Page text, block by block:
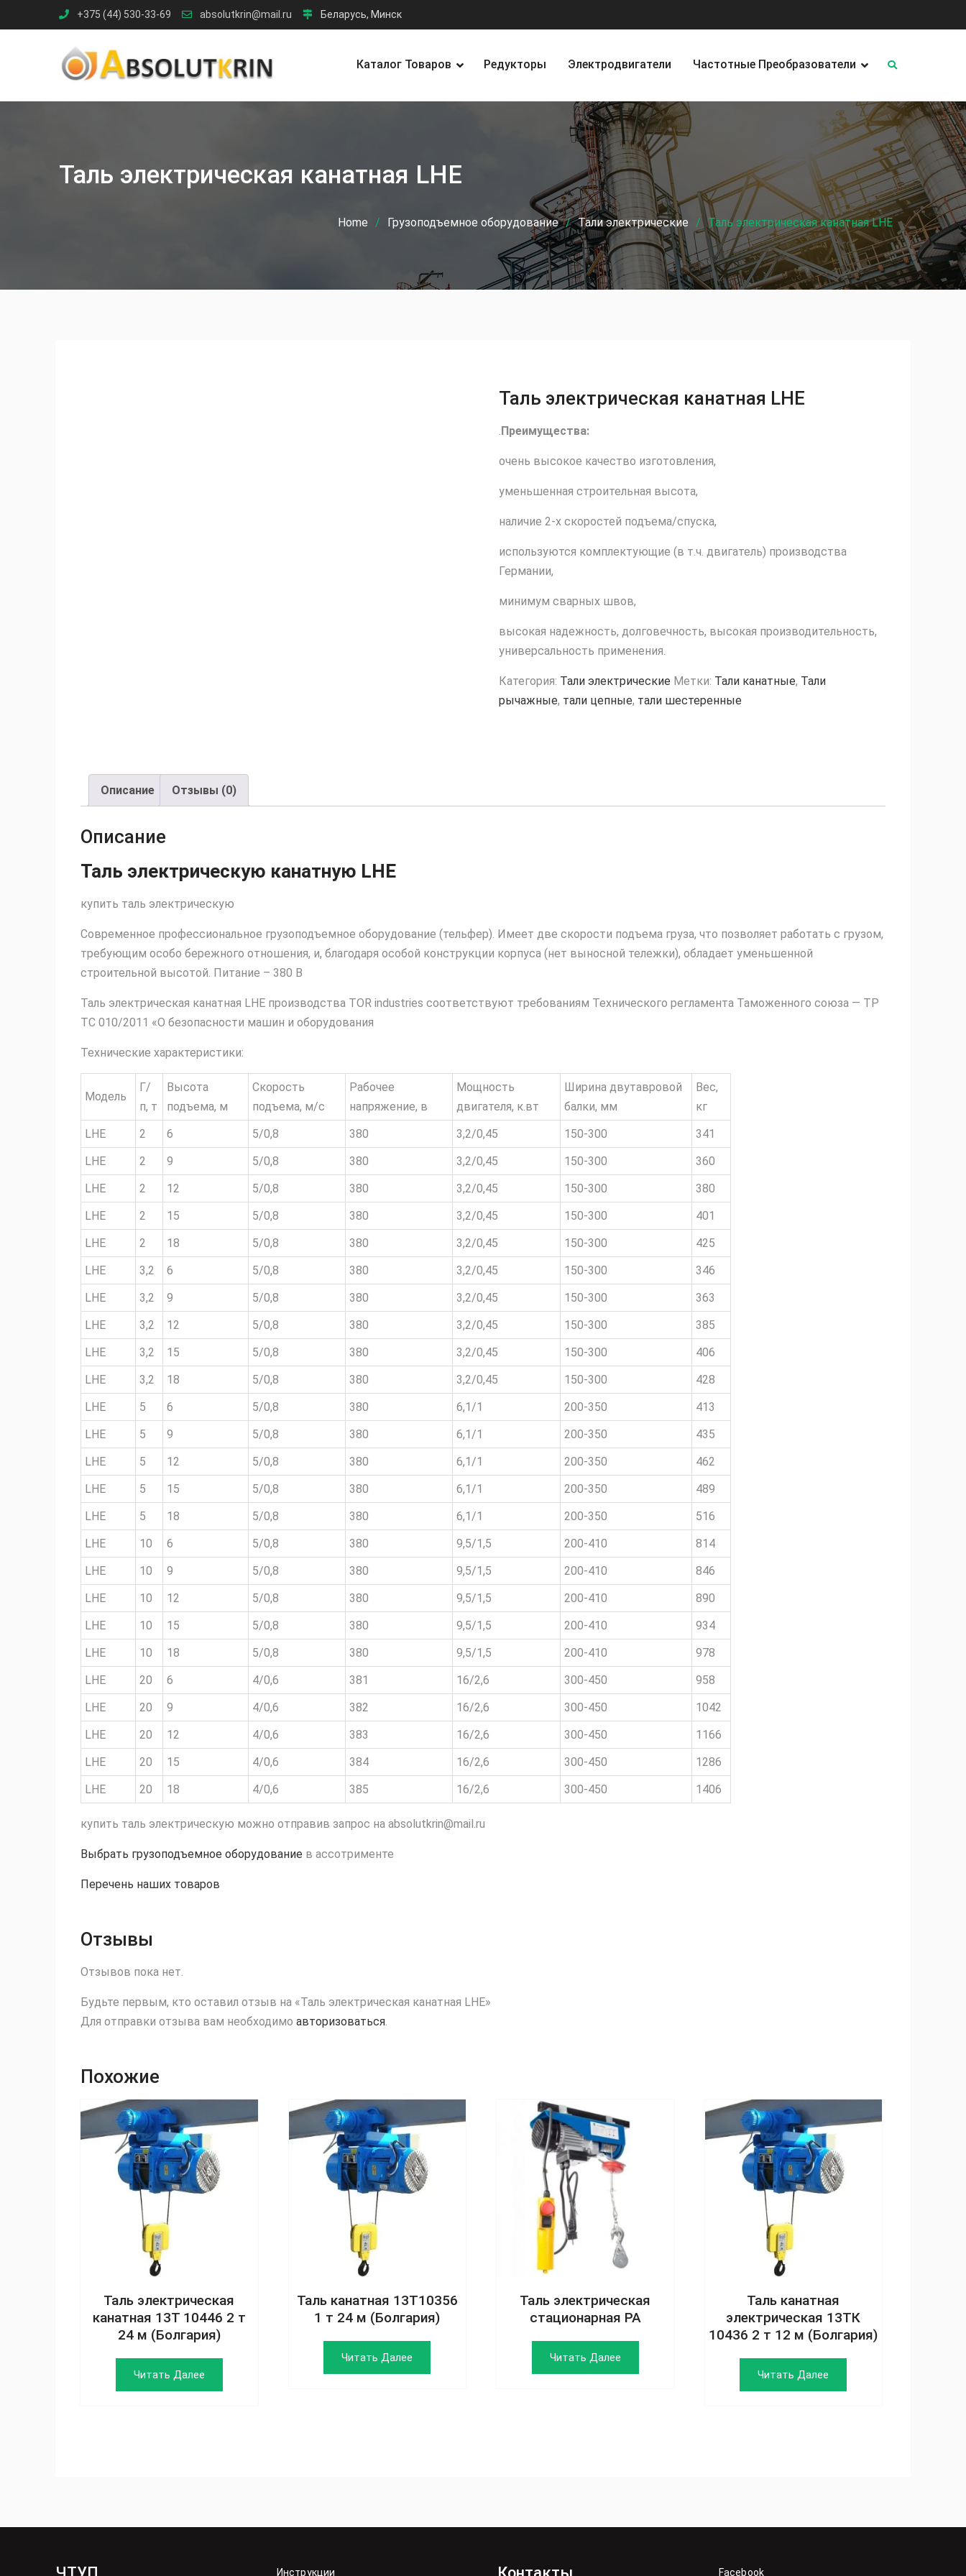
to
+375 (44) 530-33-69 absolutkrin@mail.ru Беларусь, Минск
Каталог Товаров Редукторы Электродвигатели Частотные Преобразователи
Таль электрическая канатная LHE
Home Грузоподъемное оборудование Тали электрические Таль электрическая канатная LHE
Таль электрическая канатная LHE
Преимущества:
очень высокое качество изготовления,
уменьшенная строительная высота,
наличие 2-х скоростей подъема/спуска,
используются комплектующие (в т.ч. двигатель) производства
Германии,
минимум сварных швов,
высокая надежность, долговечность, высокая производительность,
универсальность применения.
Категория: Тали электрические Метки: Тали канатные, Тали
рычажные, тали цепные, тали шестеренные
Описание Отзывы (0)
Описание
Таль электрическую канатную LHE
купить таль электрическую
Современное профессиональное грузоподъемное оборудование (тельфер). Имеет две скорости подъема груза, что позволяет работать с грузом,
требующим особо бережного отношения, и, благодаря особой конструкции корпуса (нет выносной тележки), обладает уменьшенной
строительной высотой. Питание – 380 В
Таль электрическая канатная LHE производства TOR industries соответствуют требованиям Технического регламента Таможенного союза — ТР
ТС 010/2011 «О безопасности машин и оборудования
Технические характеристики:
Модель
Г/
п, т
Высота
подъема, м
Скорость
подъема, м/с
Рабочее
напряжение, в
Мощность
двигателя, к.вт
Ширина двутавровой
балки, мм
Вес,
кг
LHE
2 6 5/0,8 380 3,2/0,45 150-300
341
LHE
2 9 5/0,8 380 3,2/0,45 150-300
360
LHE
2 12 5/0,8 380 3,2/0,45 150-300
380
LHE
2 15 5/0,8 380 3,2/0,45 150-300
401
LHE
2 18 5/0,8 380 3,2/0,45 150-300
425
LHE
3,2 6 5/0,8 380 3,2/0,45 150-300
346
LHE
3,2 9 5/0,8 380 3,2/0,45 150-300
363
LHE
3,2 12 5/0,8 380 3,2/0,45 150-300
385
LHE
3,2 15 5/0,8 380 3,2/0,45 150-300
406
LHE
3,2 18 5/0,8 380 3,2/0,45 150-300
428
LHE
5 6 5/0,8 380 6,1/1 200-350
413
LHE
5 9 5/0,8 380 6,1/1 200-350
435
LHE
5 12 5/0,8 380 6,1/1 200-350
462
LHE
5 15 5/0,8 380 6,1/1 200-350
489
LHE
5 18 5/0,8 380 6,1/1 200-350
516
LHE
10 6 5/0,8 380 9,5/1,5 200-410
814
LHE
10 9 5/0,8 380 9,5/1,5 200-410
846
LHE
10 12 5/0,8 380 9,5/1,5 200-410
890
LHE
10 15 5/0,8 380 9,5/1,5 200-410
934
LHE
10 18 5/0,8 380 9,5/1,5 200-410
978
LHE
20 6 4/0,6 381 16/2,6 300-450
958
LHE
20 9 4/0,6 382 16/2,6 300-450
1042
LHE
20 12 4/0,6 383 16/2,6 300-450
1166
LHE
20 15 4/0,6 384 16/2,6 300-450
1286
LHE
20 18 4/0,6 385 16/2,6 300-450 1406
купить таль электрическую можно отправив запрос на absolutkrin@mail.ru
Выбрать грузоподъемное оборудование в ассотрименте
Перечень наших товаров
Отзывы
Отзывов пока нет.
Будьте первым, кто оставил отзыв на «Таль электрическая канатная LHE»
Для отправки отзыва вам необходимо авторизоваться.
Похожие
Таль электрическая
канатная 13Т 10446 2 т
24 м (Болгария)
Читать Далее
Таль канатная 13Т10356
1 т 24 м (Болгария)
Читать Далее
Таль электрическая
стационарная РА
Читать Далее
Таль канатная
электрическая 13ТК
10436 2 т 12 м (Болгария)
Читать Далее
Инструкции Facebook